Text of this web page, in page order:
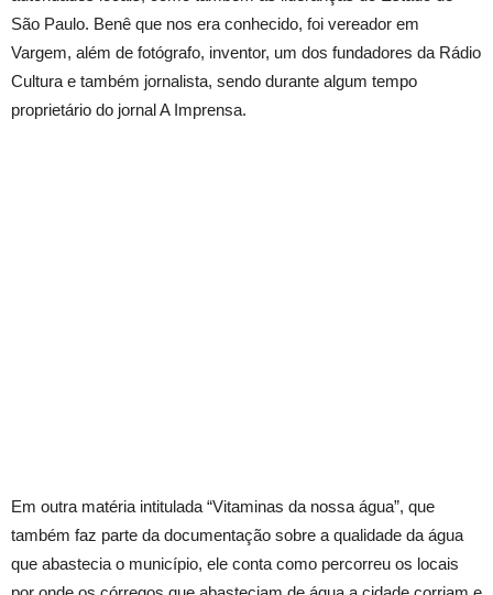
São Paulo. Benê que nos era conhecido, foi vereador em
Vargem, além de fotógrafo, inventor, um dos fundadores da Rádio
Cultura e também jornalista, sendo durante algum tempo
proprietário do jornal A Imprensa.
Em outra matéria intitulada “Vitaminas da nossa água”, que
também faz parte da documentação sobre a qualidade da água
que abastecia o município, ele conta como percorreu os locais